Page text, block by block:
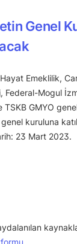
Genel
Emeklilik,
Federal-Mogul
TSKB GMYO
kuruluna
23 Mart 2023.